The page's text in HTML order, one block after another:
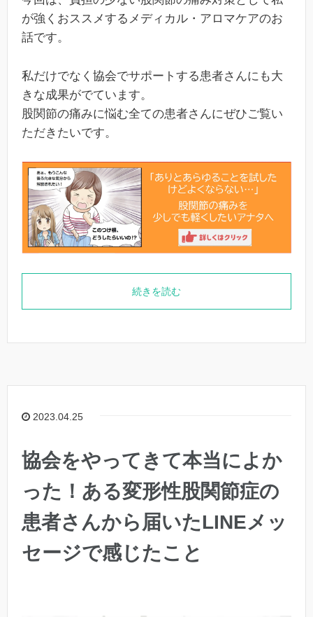
が強くおススメするメディカル・アロマケアのお
話です。
私だけでなく協会でサポートする患者さんにも大
きな成果がでています。
股関節の痛みに悩む全ての患者さんにぜひご覧い
ただきたいです。
続きを読む
2023.04.25
協会をやってきて本当によか
った！ある変形性股関節症の
患者さんから届いたLINEメッ
セージで感じたこと